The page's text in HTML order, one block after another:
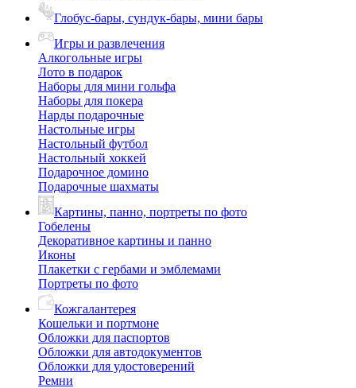
Глобус-бары, сундук-бары, мини бары
Игры и развлечения
Алкогольные игры
Лото в подарок
Наборы для мини гольфа
Наборы для покера
Нарды подарочные
Настольные игры
Настольный футбол
Настольный хоккей
Подарочное домино
Подарочные шахматы
Картины, панно, портреты по фото
Гобелены
Декоративное картины и панно
Иконы
Плакетки с гербами и эмблемами
Портреты по фото
Кожгалантерея
Кошельки и портмоне
Обложки для паспортов
Обложки для автодокументов
Обложки для удостоверений
Ремни